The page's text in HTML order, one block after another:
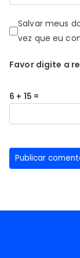
Salvar meus
vez que eu
Favor digite a
6 + 15 =